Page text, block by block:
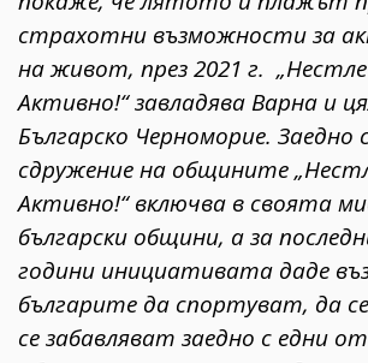
страхотни възможности за
на живот, през 2021 г.
Активно!“ завладява Варна и
Българско Черноморие.
сдружение на общините
Активно!“ включва в своята
български общини, а за
години инициативата даде
българите да спортуват, да
се забавляват заедно с едни